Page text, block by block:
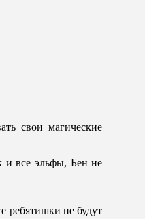
свои магические
и все эльфы, Бен не
ребятишки не будут